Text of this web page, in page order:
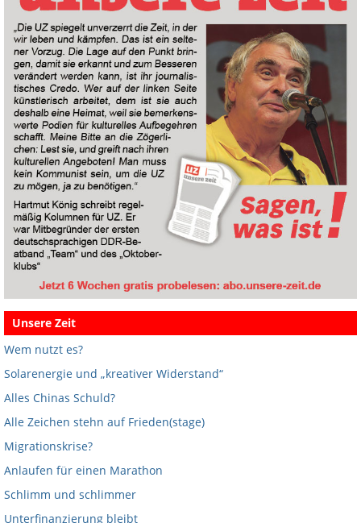
Unsere Zeit
Wem nutzt es?
Solarenergie und „kreativer Widerstand“
Alles Chinas Schuld?
Alle Zeichen stehn auf Frieden(stage)
Migrationskrise?
Anlaufen für einen Marathon
Schlimm und schlimmer
Unterfinanzierung bleibt